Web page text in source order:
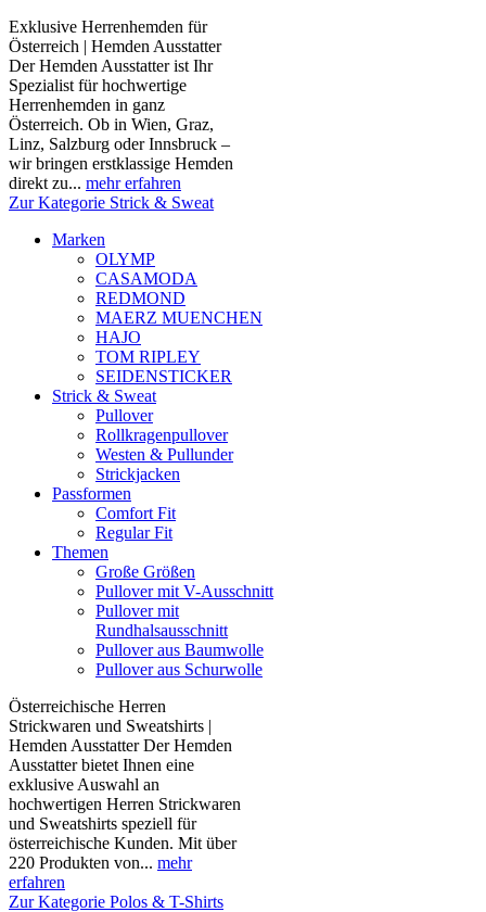
Exklusive Herrenhemden für
Österreich | Hemden Ausstatter
Der Hemden Ausstatter ist Ihr
Spezialist für hochwertige
Herrenhemden in ganz
Österreich. Ob in Wien, Graz,
Linz, Salzburg oder Innsbruck –
wir bringen erstklassige Hemden
direkt zu... mehr erfahren
Zur Kategorie Strick & Sweat
Marken
OLYMP
CASAMODA
REDMOND
MAERZ MUENCHEN
HAJO
TOM RIPLEY
SEIDENSTICKER
Strick & Sweat
Pullover
Rollkragenpullover
Westen & Pullunder
Strickjacken
Passformen
Comfort Fit
Regular Fit
Themen
Große Größen
Pullover mit V-Ausschnitt
Pullover mit
Rundhalsausschnitt
Pullover aus Baumwolle
Pullover aus Schurwolle
Österreichische Herren
Strickwaren und Sweatshirts |
Hemden Ausstatter Der Hemden
Ausstatter bietet Ihnen eine
exklusive Auswahl an
hochwertigen Herren Strickwaren
und Sweatshirts speziell für
österreichische Kunden. Mit über
220 Produkten von... mehr
erfahren
Zur Kategorie Polos & T-Shirts